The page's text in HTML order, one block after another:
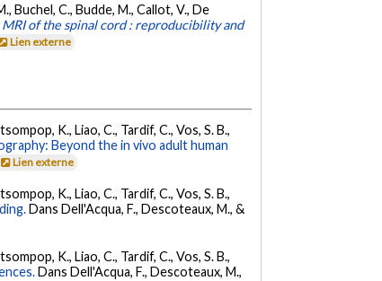
Buchel, C., Budde, M., Callot, V., De
of the spinal cord : reproducibility and
Lien externe
K., Liao, C., Tardif, C., Vos, S. B.,
Beyond the in vivo adult human
Lien externe
K., Liao, C., Tardif, C., Vos, S. B.,
Dans Dell'Acqua, F., Descoteaux, M., &
K., Liao, C., Tardif, C., Vos, S. B.,
Dans Dell'Acqua, F., Descoteaux, M.,